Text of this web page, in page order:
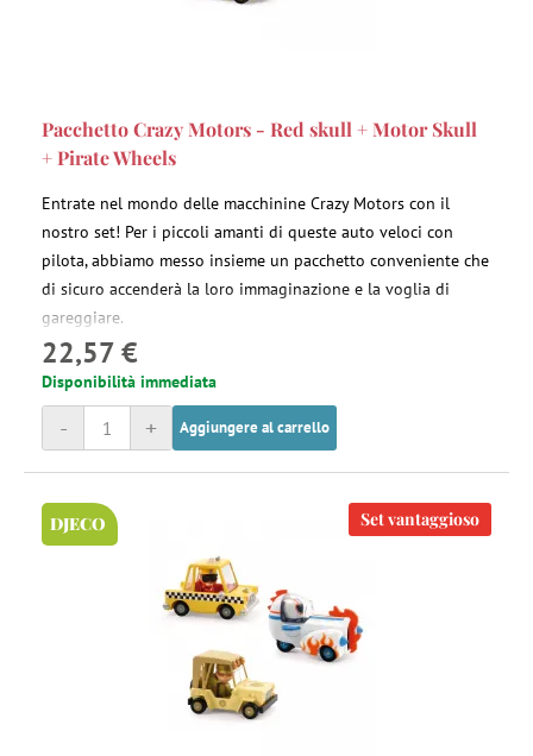
Pacchetto Crazy Motors - Red skull + Motor Skull
+ Pirate Wheels
Entrate nel mondo delle macchinine Crazy Motors con il
nostro set! Per i piccoli amanti di queste auto veloci con
pilota, abbiamo messo insieme un pacchetto conveniente che
di sicuro accenderà la loro immaginazione e la voglia di
gareggiare.
22,57 €
Disponibilità immediata
+
- Aggiungere al carrello
DJECO Set vantaggioso